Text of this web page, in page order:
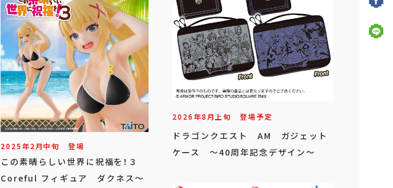
2025年2月中旬 登場
この素晴らしい世界に祝福を！３
Coreful フィギュア ダクネス～
2026年8月上旬 登場予定
ドラゴンクエスト AM ガジェット
ケース ～40周年記念デザイン～